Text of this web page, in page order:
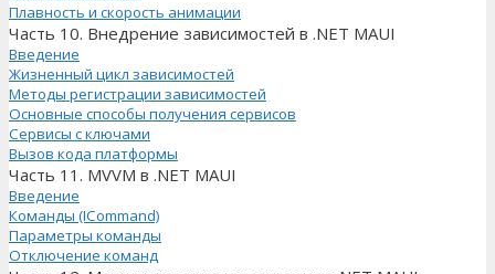
Плавность и скорость анимации
Часть 10. Внедрение зависимостей в .NET MAUI
Введение
Жизненный цикл зависимостей
Методы регистрации зависимостей
Основные способы получения сервисов
Сервисы с ключами
Вызов кода платформы
Часть 11. MVVM в .NET MAUI
Введение
Команды (ICommand)
Параметры команды
Отключение команд